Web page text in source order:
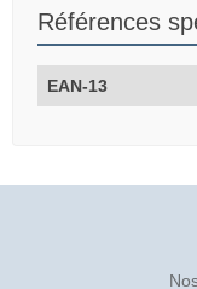
Références
EAN-13